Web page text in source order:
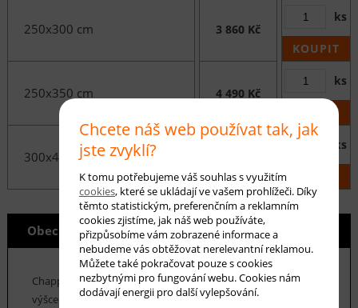
250x300 cm 3 860 Kč
ks
KOUPIT
250x350 cm 4 490 Kč
ks
KOUPIT
300x400 cm
ks
Obecné info
Chappe je kolekce koberců z polypropylenových vláken o
výšce vlasu 9 mm a hmotnosti cca 1350 g / m2. Koberce
Chcete náš web používat tak, jak
jste zvyklí?
K tomu potřebujeme váš souhlas s využitím
cookies, které se ukládají ve vašem prohlížeči. Díky
těmto statistickým, preferenčním a reklamním
cookies zjistíme, jak náš web používáte,
přizpůsobíme vám zobrazené informace a
nebudeme vás obtěžovat nerelevantní reklamou.
Můžete také pokračovat pouze s cookies
nezbytnými pro fungování webu. Cookies nám
dodávají energii pro další vylepšování.